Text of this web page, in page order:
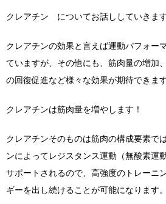
クレアチン についてお話ししていきます
クレアチンの効果と言えば運動パフォー
ていますが、その他にも、筋肉量の増加
の回復促進など様々な効果が期待できます
クレアチンは筋肉量を増やします！
クレアチンそのものは筋肉の構成要素で
ンによってレジスタンス運動（無酸素運
サポートされるので、高強度のトレーニ
ギーを出し続けることが可能になります。